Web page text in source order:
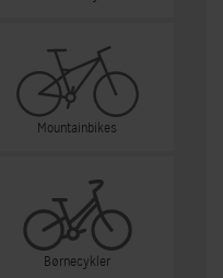
Mountainbikes
Børnecykler